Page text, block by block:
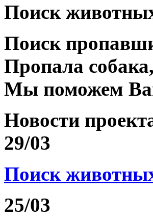
Поиск
Поиск
Пропала
Мы поможем
Новости
29/03
Поиск
25/03